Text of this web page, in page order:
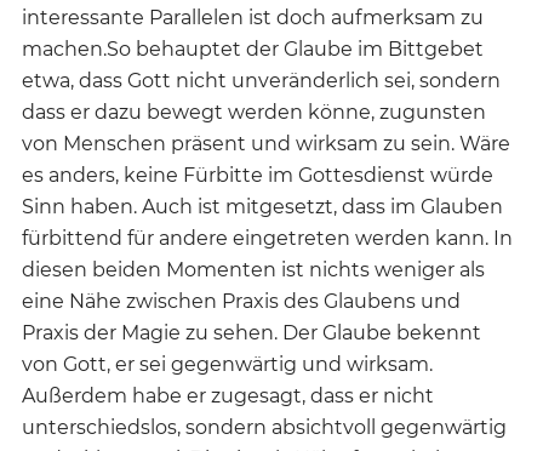
interessante Parallelen ist doch aufmerksam zu
machen.So behauptet der Glaube im Bittgebet
etwa, dass Gott nicht unveränderlich sei, sondern
dass er dazu bewegt werden könne, zugunsten
von Menschen präsent und wirksam zu sein. Wäre
es anders, keine Fürbitte im Gottesdienst würde
Sinn haben. Auch ist mitgesetzt, dass im Glauben
fürbittend für andere eingetreten werden kann. In
diesen beiden Momenten ist nichts weniger als
eine Nähe zwischen Praxis des Glaubens und
Praxis der Magie zu sehen. Der Glaube bekennt
von Gott, er sei gegenwärtig und wirksam.
Außerdem habe er zugesagt, dass er nicht
unterschiedslos, sondern absichtvoll gegenwärtig